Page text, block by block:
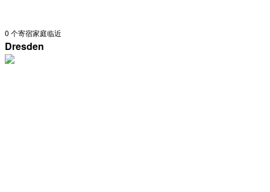
0 个寄宿家庭临近
Dresden